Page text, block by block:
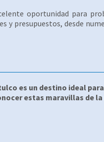
oportunidad para
y presupuestos, desde
es un destino ideal
estas maravillas de